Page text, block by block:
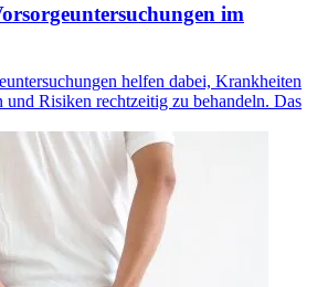
im
helfen dabei, Krankheiten
und Risiken rechtzeitig zu behandeln. Das